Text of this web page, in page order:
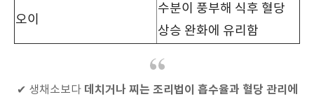
오이
수분이 풍부해 식후 혈당
상승 완화에 유리함
✔ 생채소보다 데치거나 찌는 조리법이 흡수율과 혈당 관리에